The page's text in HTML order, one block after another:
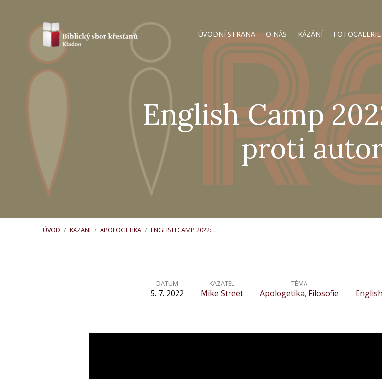
ÚVODNÍ STRANA O NÁS KÁZÁNÍ FOTOGALERIE
English Camp
proti
ÚVOD / KÁZÁNÍ / APOLOGETIKA / ENGLISH CAMP 2022:…
Camp
DATUM
5. 7. 2022
KAZATEL
Mike Street
TÉMA
Apologetika, Filosofie